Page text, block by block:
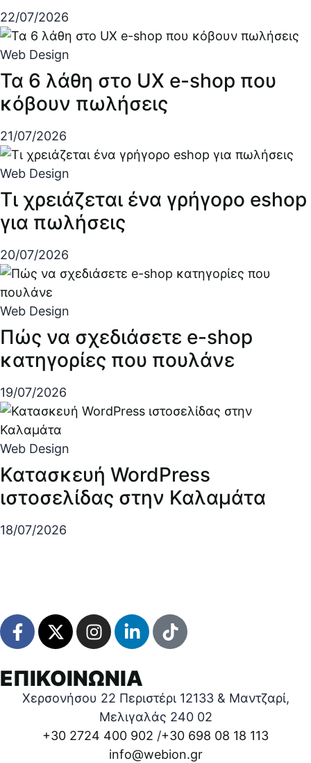
22/07/2026
Web Design
Τα 6 λάθη στο UX e-shop που
κόβουν πωλήσεις
21/07/2026
Web Design
Τι χρειάζεται ένα γρήγορο eshop
για πωλήσεις
20/07/2026
Web Design
Πώς να σχεδιάσετε e-shop
κατηγορίες που πουλάνε
19/07/2026
Web Design
Κατασκευή WordPress
ιστοσελίδας στην Καλαμάτα
18/07/2026
ΕΠΙΚΟΙΝΩΝΙΑ
Χερσονήσου 22 Περιστέρι 12133 & Μαντζαρί,
Μελιγαλάς 240 02
+30 2724 400 902 /+30 698 08 18 113
info@webion.gr